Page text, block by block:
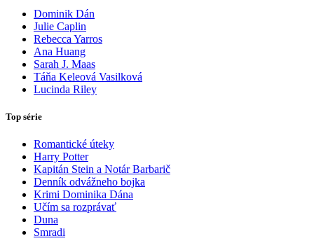
Dominik Dán
Julie Caplin
Rebecca Yarros
Ana Huang
Sarah J. Maas
Táňa Keleová Vasilková
Lucinda Riley
Top série
Romantické úteky
Harry Potter
Kapitán Stein a Notár Barbarič
Denník odvážneho bojka
Krimi Dominika Dána
Učím sa rozprávať
Duna
Smradi